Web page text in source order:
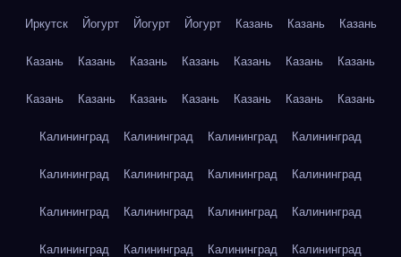
Иркутск Йогурт Йогурт Йогурт Казань Казань Казань
Казань Казань Казань Казань Казань Казань Казань
Казань Казань Казань Казань Казань Казань Казань
Калининград Калининград Калининград Калининград
Калининград Калининград Калининград Калининград
Калининград Калининград Калининград Калининград
Калининград Калининград Калининград Калининград